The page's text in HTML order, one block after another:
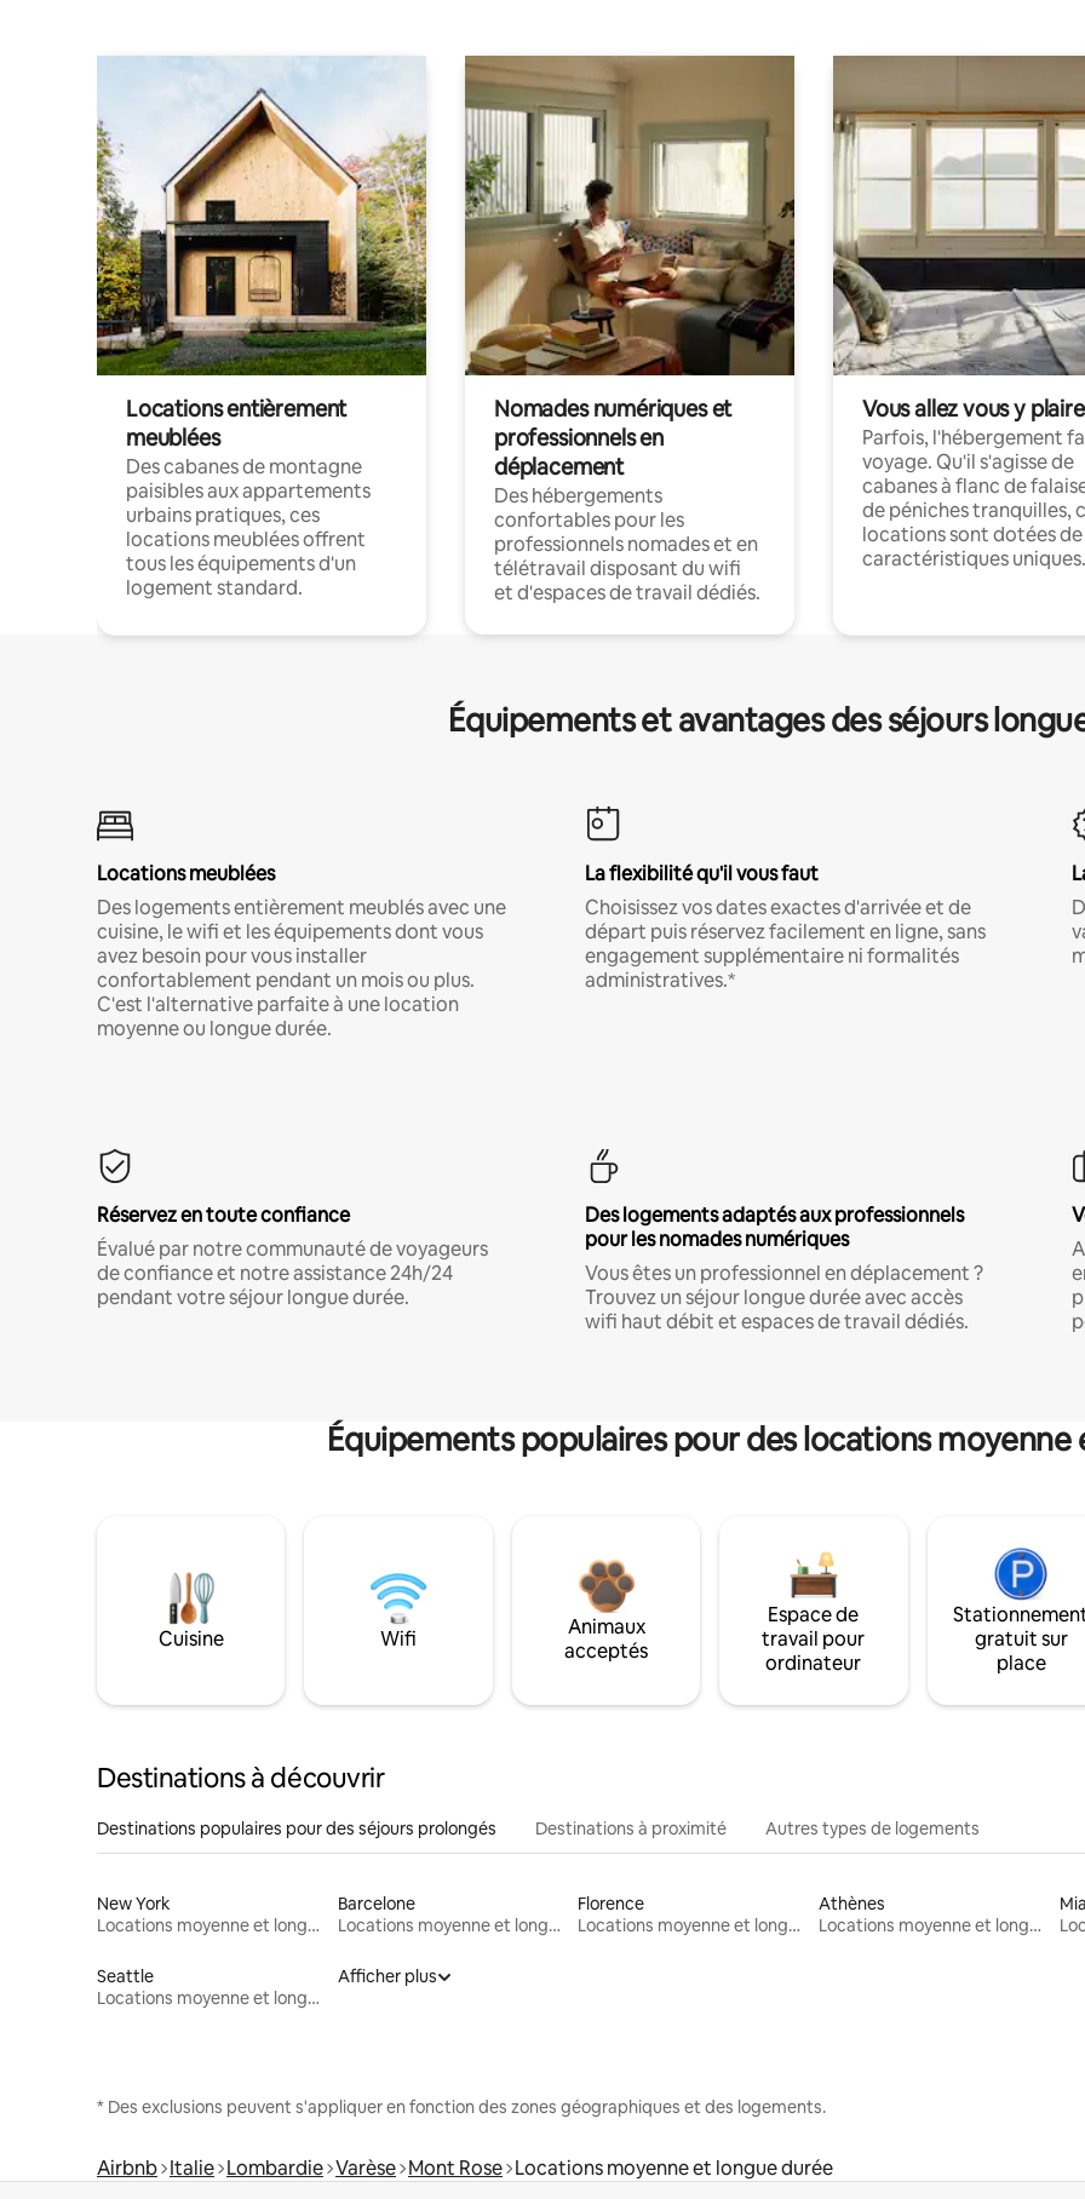
Locations entièrement
meublées
Des cabanes de montagne
paisibles aux appartements
urbains pratiques, ces
locations meublées offrent
tous les équipements d'un
logement standard.
Nomades numériques et
professionnels en
déplacement
Des hébergements
confortables pour les
professionnels nomades et en
télétravail disposant du wifi
et d'espaces de travail dédiés.
Vous allez vous y plaire
Parfois, l'hébergement
voyage. Qu'il s'agisse de
cabanes à flanc de
de péniches tranquilles,
locations sont dotées de
caractéristiques uniques.
Équipements et avantages des séjours
Locations meublées
Des logements entièrement meublés avec une
cuisine, le wifi et les équipements dont vous
avez besoin pour vous installer
confortablement pendant un mois ou plus.
C'est l'alternative parfaite à une location
moyenne ou longue durée.
La flexibilité qu'il vous faut
Choisissez vos dates exactes d'arrivée et de
départ puis réservez facilement en ligne, sans
engagement supplémentaire ni formalités
administratives.*
Réservez en toute confiance
Évalué par notre communauté de voyageurs
de confiance et notre assistance 24h/24
pendant votre séjour longue durée.
Des logements adaptés aux professionnels
pour les nomades numériques
Vous êtes un professionnel en déplacement ?
Trouvez un séjour longue durée avec accès
wifi haut débit et espaces de travail dédiés.
Équipements populaires pour des locations
Cuisine Wifi
Animaux
acceptés
Espace de
travail pour
ordinateur
gratuit sur
place
Destinations à découvrir
Destinations populaires pour des séjours prolongés Destinations à proximité Autres types de logements
New York
Locations moyenne et longue durée
Barcelone
Locations moyenne et longue durée
Florence
Locations moyenne et longue durée
Athènes
Locations moyenne et longue durée
Seattle
Locations moyenne et longue durée
Afficher plus
* Des exclusions peuvent s'appliquer en fonction des zones géographiques et des logements.
Airbnb Italie Lombardie Varèse Mont Rose Locations moyenne et longue durée